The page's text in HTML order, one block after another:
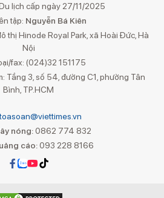
lịch cấp ngày 27/11/2025
tập: Nguyễn Bá Kiên
thị Hinode Royal Park, xã Hoài Đức, Hà
Nội
fax: (024)32 151175
Tầng 3, số 54, đường C1, phường Tân
Bình, TP.HCM
nóng: 0862 774 832
cáo:093 228 8166